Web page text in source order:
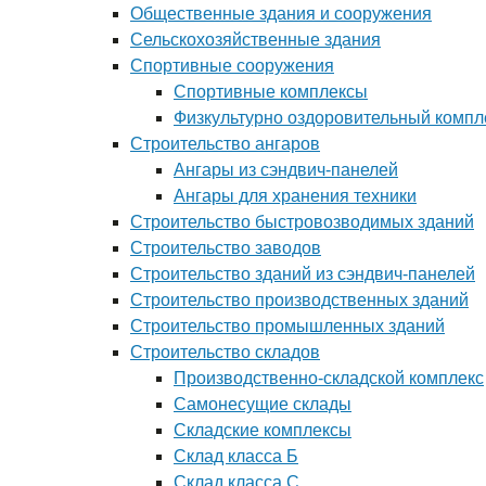
Общественные здания и сооружения
Сельскохозяйственные здания
Спортивные сооружения
Спортивные комплексы
Физкультурно оздоровительный
Строительство ангаров
Ангары из сэндвич-панелей
Ангары для хранения техники
Строительство быстровозводимых зданий
Строительство заводов
Строительство зданий из сэндвич-панелей
Строительство производственных зданий
Строительство промышленных зданий
Строительство складов
Производственно-складской комплекс
Самонесущие склады
Складские комплексы
Склад класса Б
Склад класса С